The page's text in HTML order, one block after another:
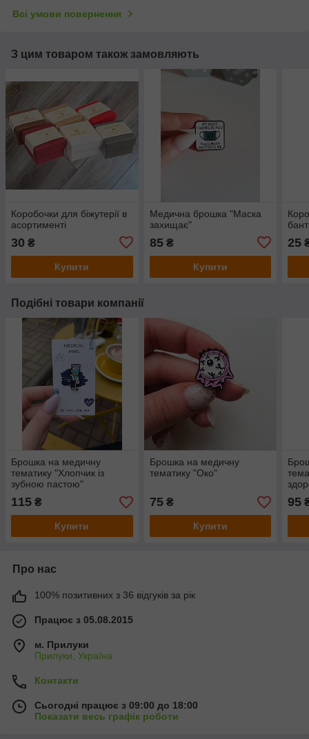
Всі умови повернення
З цим товаром також замовляють
Коробочки для біжутерії в
асортименті
30 ₴
Купити
Медична брошка "Маска
захищає"
85₴
Купити
25
Подібні товари компанії
Брошка на медичну
тематику "Хлопчик із
зубною пастою"
115 ₴
Купити
Брошка на медичну
тематику "Око"
75₴
Купити
95
Про нас
100% позитивних з 36 відгуків за рік
Працює з 05.08.2015
м. Прилуки
Прилуки, Україна
Контакти
Сьогодні працює з 09:00 до 18:00
Показати весь графік роботи